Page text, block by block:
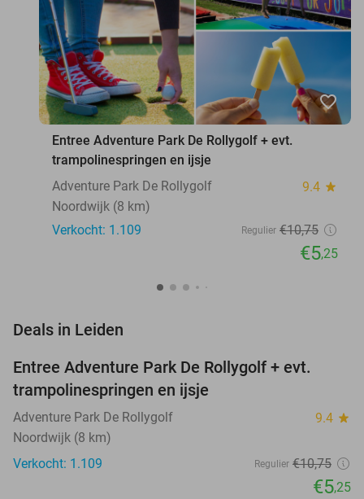
favorite_border
Entree Adventure Park De Rollygolf + evt.
trampolinespringen en ijsje
Adventure Park De Rollygolf
9.4 star
Noordwijk (8 km)
Verkocht: 1.109
Regulier €10,75
€5,25
Deals in Leiden
Entree Adventure Park De Rollygolf + evt.
trampolinespringen en ijsje
Adventure Park De Rollygolf 9.4 star
Noordwijk (8 km)
Verkocht: 1.109
Regulier €10,75
€5,25